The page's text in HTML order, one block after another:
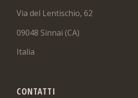
Via del Lentischio, 62
09048 Sinnai (CA)
Italia
CONTATTI